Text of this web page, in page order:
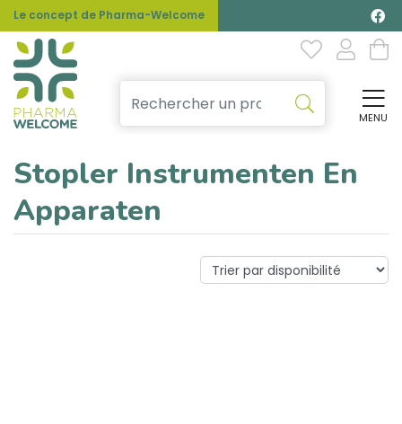
Le concept de Pharma-Welcome
MENU
Stopler Instrumenten En
Apparaten